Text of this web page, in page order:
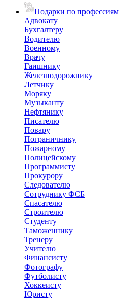
Подарки по профессиям
Адвокату
Бухгалтеру
Водителю
Военному
Врачу
Гаишнику
Железнодорожнику
Летчику
Моряку
Музыканту
Нефтянику
Писателю
Повару
Пограничнику
Пожарному
Полицейскому
Программисту
Прокурору
Следователю
Сотруднику ФСБ
Спасателю
Строителю
Студенту
Таможеннику
Тренеру
Учителю
Финансисту
Фотографу
Футболисту
Хоккеисту
Юристу